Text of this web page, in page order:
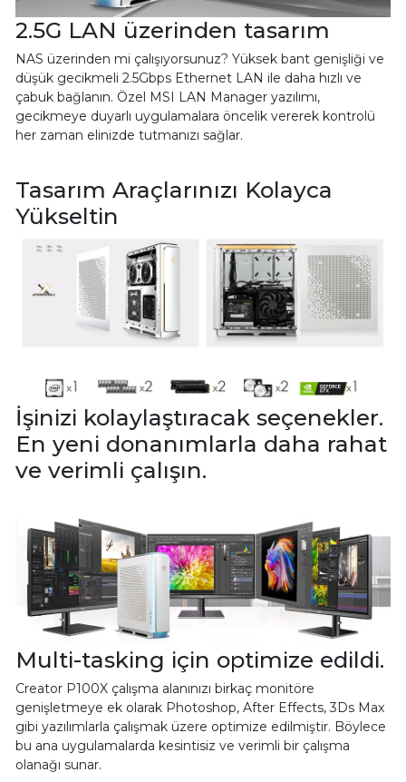
2.5G LAN üzerinden tasarım
NAS üzerinden mi çalışıyorsunuz? Yüksek bant genişliği ve
düşük gecikmeli 2.5Gbps Ethernet LAN ile daha hızlı ve
çabuk bağlanın. Özel MSI LAN Manager yazılımı,
gecikmeye duyarlı uygulamalara öncelik vererek kontrolü
her zaman elinizde tutmanızı sağlar.
Tasarım Araçlarınızı Kolayca
Yükseltin
İşinizi kolaylaştıracak seçenekler.
En yeni donanımlarla daha rahat
ve verimli çalışın.
Multi-tasking için optimize edildi.
Creator P100X çalışma alanınızı birkaç monitöre
genişletmeye ek olarak Photoshop, After Effects, 3Ds Max
gibi yazılımlarla çalışmak üzere optimize edilmiştir. Böylece
bu ana uygulamalarda kesintisiz ve verimli bir çalışma
olanağı sunar.